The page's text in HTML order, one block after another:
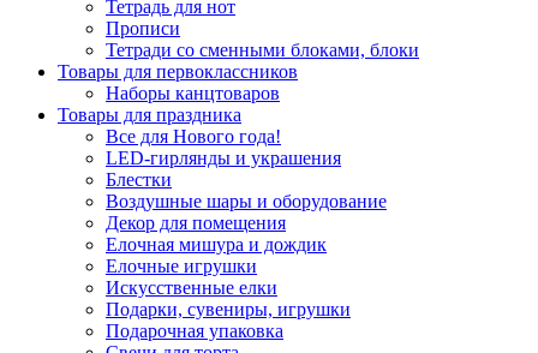
Тетрадь для нот
Прописи
Тетради со сменными блоками, блоки
Товары для первоклассников
Наборы канцтоваров
Товары для праздника
Все для Нового года!
LED-гирлянды и украшения
Блестки
Воздушные шары и оборудование
Декор для помещения
Елочная мишура и дождик
Елочные игрушки
Искусственные елки
Подарки, сувениры, игрушки
Подарочная упаковка